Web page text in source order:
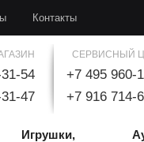
Контакты
54
47
СЕРВИСНЫЙ
+7 495 960-
+7 916 714-
Игрушки,